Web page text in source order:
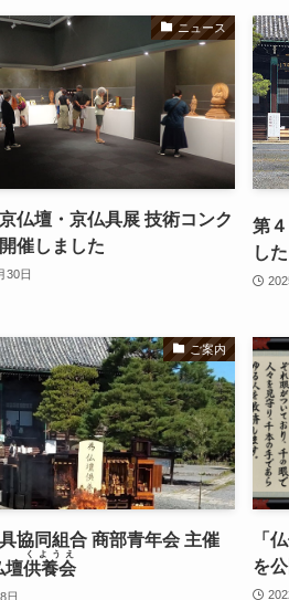
ニュース
仏壇・京仏具展 技術コンク
催しました
30日
第
した
ご案内
協同組合 商部青年会 主催
壇供養会
くようえ
日
「
を